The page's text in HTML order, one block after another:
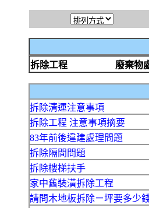
拆除工程
廢棄物
拆除清運注意事項
拆除工程 注意事項摘要
83年前後違建處理問題
拆除隔間問題
拆除樓梯扶手
家中舊裝潢拆除工程
請問木地板拆除ㄧ坪要多少